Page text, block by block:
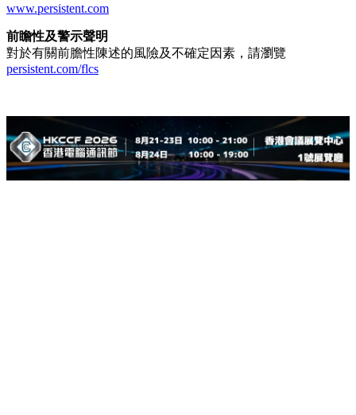
www.persistent.com
前瞻性及警示聲明
對於有關前膽性陳述的風險及不確定因素，請瀏覽
persistent.com/flcs